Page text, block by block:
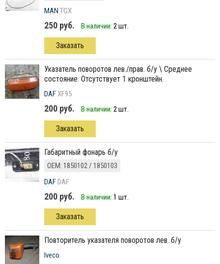
MAN TGX
250 руб. В наличии: 2 шт.
Заказать
указатель поворотов лев./прав. б/у \ Среднее
состояние. Отсутствует 1 кронштейн.
DAFXF95
200 руб. В наличии: 2 шт.
Заказать
Габаритный фонарь б/у
ОЕМ: 1850102 / 1850103
DAF DAF
200 руб. В наличии: 1 шт.
Заказать
повторитель указателя поворотов лев. б/у
Iveco